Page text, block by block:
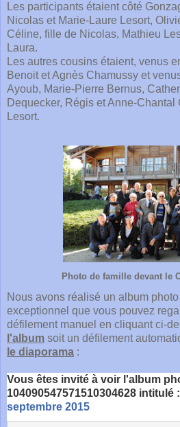
Les participants étaient côté
Nicolas et Marie-Laure Lesort,
Céline, fille de Nicolas, Mathieu
Laura.
Les autres cousins étaient, venus
Benoit et Agnès Chamussy et
Ayoub, Marie-Pierre Bernus,
Dequecker, Régis et Anne-
Lesort.
Photo de famille devant le
Nous avons réalisé un album
exceptionnel que vous pouvez
défilement manuel en cliquant ci-
l'album soit un défilement
le diaporama :
Vous êtes invité à voir l'album
104090547571510304628 intitulé :
septembre 2015